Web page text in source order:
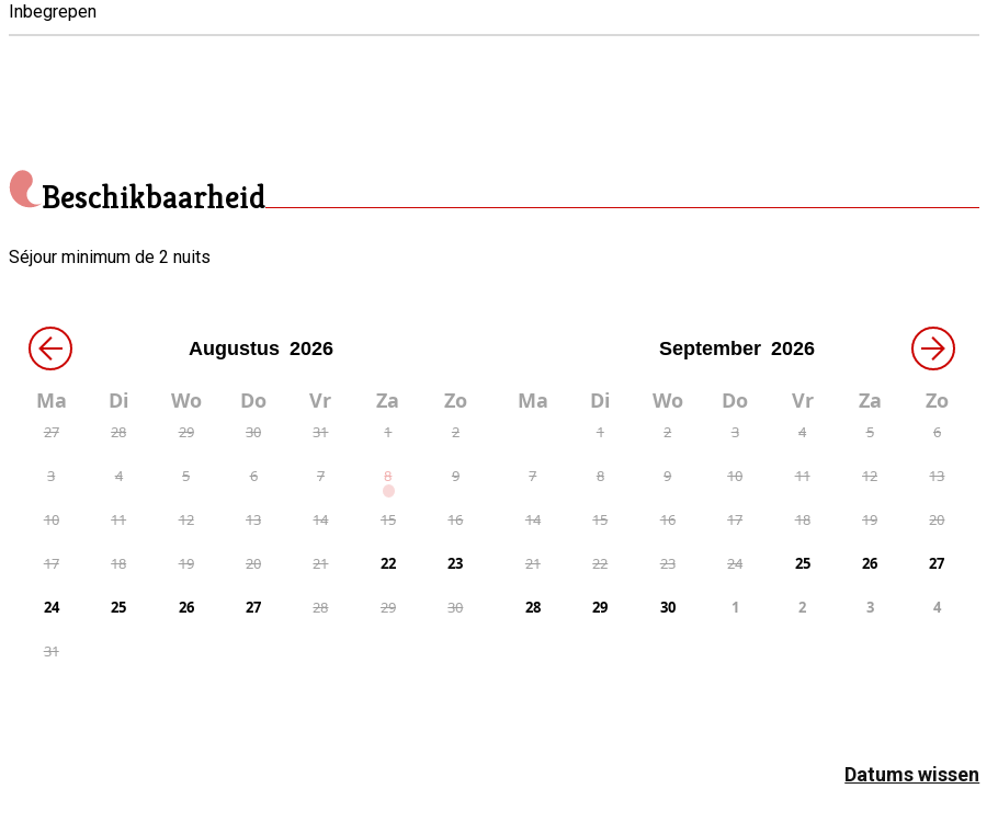
Inbegrepen
Beschikbaarheid
Séjour minimum de 2 nuits
← →
Ma Di Wo Do Vr Za Zo
27 28 29 30 31 1 2
3 4 5 6 7 8 9
10 11 12 13 14 15 16
17 18 19 20 21 22 23
24 25 26 27 28 29 30
31
Ma Di Wo Do Vr Za Zo
1 2 3 4 5 6
7 8 9 10 11 12 13
14 15 16 17 18 19 20
21 22 23 24 25 26 27
28 29 30 1 2 3 4
Datums wissen